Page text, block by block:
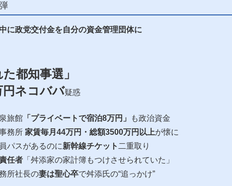
に政党交付金を自分の資金管理団体に
た都知事選」
円ネコババ疑惑
旅館 「プライベートで宿泊8万円」
も政治資金
務所 家賃毎月44万円・総額3500万円以上が懐に
パスがあるのに新幹線チケット 二重取り
任者 「舛添家の家計簿もつけさせられていた」
所社長の妻は聖心卒で舛添氏の“追っかけ”